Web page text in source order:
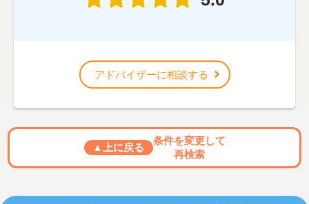
アドバイザーに相談する
▲上に戻る
条件を変更して
再検索